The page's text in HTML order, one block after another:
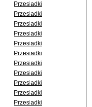
Przesiadki
Przesiadki
Przesiadki
Przesiadki
Przesiadki
Przesiadki
Przesiadki
Przesiadki
Przesiadki
Przesiadki
Przesiadki